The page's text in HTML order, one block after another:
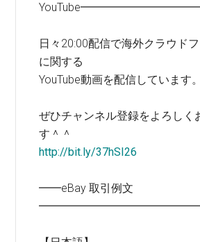
日々20:00配信で海外クラウド
に関する
YouTube動画を配信しています。
ぜひチャンネル登録をよろしく
す＾＾
http://bit.ly/37hSI26
━━eBay 取引例文